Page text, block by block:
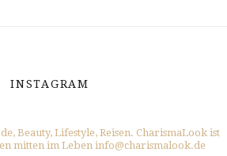
INSTAGRAM
Beauty, Lifestyle, Reisen. CharismaLook ist
mitten im Leben info@charismalook.de